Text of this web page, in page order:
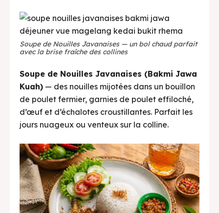
Soupe de Nouilles Javanaises — un bol chaud parfait
avec la brise fraîche des collines
Soupe de Nouilles Javanaises (Bakmi Jawa
Kuah) — des nouilles mijotées dans un bouillon
de poulet fermier, garnies de poulet effiloché,
d’œuf et d’échalotes croustillantes. Parfait les
jours nuageux ou venteux sur la colline.